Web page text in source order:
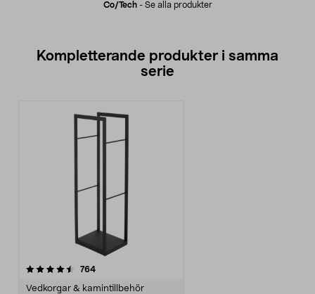
Co/tech- Se alla produkter
Kompletterande produkter i samma
serie
764recensioner
Vedkorgar & kamintillbehör